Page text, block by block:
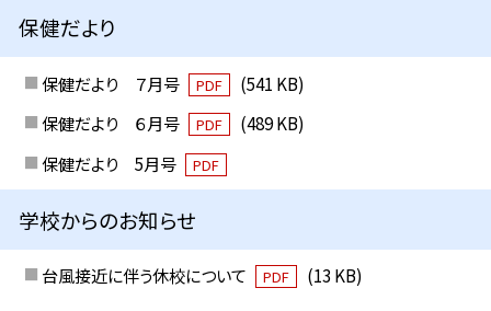
保健だより
保健だより ７月号 PDF
(541 KB)
保健だより ６月号
PDF
(489 KB)
保健だより 5月号
PDF
学校からのお知らせ
台風接近に伴う休校について PDF (13 KB)